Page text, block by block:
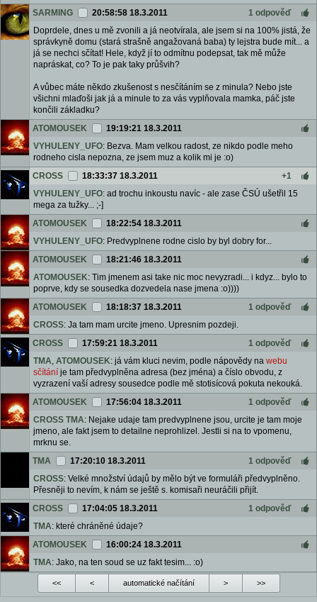
SARMING
20:58:58 18.3.2011
1 odpověď
Doprdele, dnes u mě zvonili a já neotvírala, ale jsem si na 100% jistá, že
správkyně domu (stará strašně angažovaná baba) ty lejstra bude mít... a
já se nechci sčítat! Hele, když jí to odmítnu podepsat, tak mě může
napráskat, co? To je pak taky průšvih?
A vůbec máte někdo zkušenost s nesčítáním se z minula? Nebo jste
všichni mlaďoši jak já a minule to za vás vyplňovala mamka, páč jste
končili základku?
ATOMOUSEK
19:19:21 18.3.2011
VYHULENY_UFO: Bezva. Mam velkou radost, ze nikdo podle meho
rodneho cisla nepozna, ze jsem muz a kolik mi je :o)
CROSS
18:33:37 18.3.2011
+1
VYHULENY_UFO: ad trochu inkoustu navíc - ale zase ČSÚ ušetřil 15
mega za tužky... ;-]
ATOMOUSEK
18:22:54 18.3.2011
VYHULENY_UFO: Predvyplnene rodne cislo by byl dobry for...
ATOMOUSEK
18:21:46 18.3.2011
ATOMOUSEK: Tim jmenem asi take nic moc nevyzradi... i kdyz... bylo to
poprve, kdy se sousedka dozvedela nase jmena :o))))
ATOMOUSEK
18:18:37 18.3.2011
1 odpověď
CROSS: Ja tam mam urcite jmeno. Upresnim pozdeji.
CROSS
17:59:21 18.3.2011
1 odpověď
TMA, ATOMOUSEK: já vám kluci nevim, podle nápovědy na webu
sčítání je tam předvyplněna adresa (bez jména) a číslo obvodu, z
vyzrazení vaší adresy sousedce podle mě stotisícová pokuta nekouká.
ATOMOUSEK
17:56:04 18.3.2011
1 odpověď
CROSS TMA: Nejake udaje tam predvyplnene jsou, urcite je tam moje
jmeno, ale fakt jsem to detailne neprohlizel. Jestli si na to vpomenu,
mrknu se.
TMA
17:20:10 18.3.2011
1 odpověď
CROSS: Velké množství údajů by mělo být ve formuláři předvyplněno.
Přesněji to nevím, k nám se ještě s. komisaři neuráčili přijít.
CROSS
17:04:05 18.3.2011
1 odpověď
TMA: které chráněné údaje?
ATOMOUSEK
16:00:24 18.3.2011
TMA: Jako, na ten soud se uz fakt tesim... :o)
<< < automatické načítání > >>